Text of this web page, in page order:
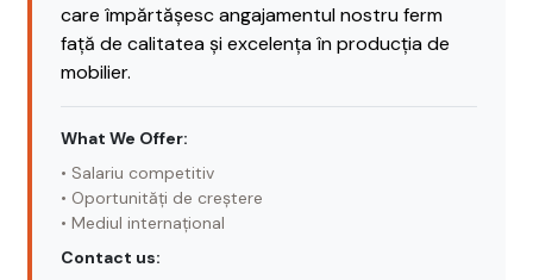
care împărtășesc angajamentul nostru ferm
față de calitatea și excelența în producția de
mobilier.
What We Offer:
• Salariu competitiv
• Oportunități de creștere
• Mediul internațional
Contact us: